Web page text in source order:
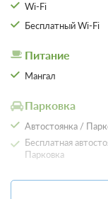
Wi-Fi
Бесплатный Wi-Fi
Питание
Мангал
Парковка
Автостоянка /
Бесплатная
Парковка
Детям